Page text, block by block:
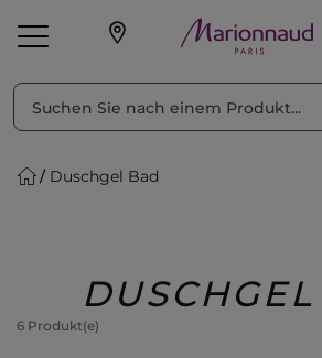
Geschenke
Duschgel Bad
6 Produkt(e)
sortieren nach